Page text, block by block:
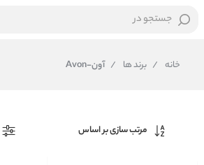
جستجو در
خانه / برند ها / آون-Avon
مرتب سازی بر اساس